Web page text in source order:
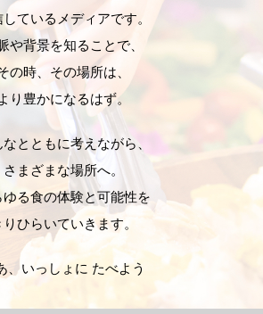
ているメディアです。
や背景を知ることで、
の時、その場所は、
り豊かになるはず。
とともに考えながら、
さまざまな場所へ。
ゆる食の体験と可能性を
りひらいていきます。
、いっしょに たべよう